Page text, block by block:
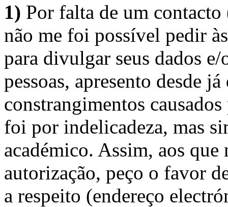
1) Por falta de um
não me foi possível pedir
para divulgar seus dados
pessoas, apresento desde
constrangimentos
foi por indelicadeza, mas
académico. Assim, aos
autorização, peço o favor
a respeito (endereço